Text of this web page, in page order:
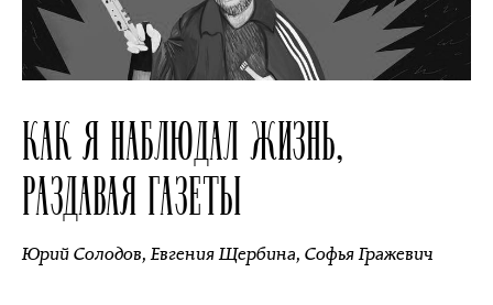
КАК Я НАБЛЮДАЛ ЖИЗНЬ,
РАЗДАВАЯ ГАЗЕТЫ
Юрий Солодов,Евгения Щербина, Софья Гражевич